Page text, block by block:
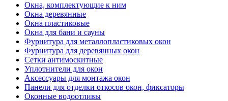
Окна, комплектующие к ним
Окна деревянные
Окна пластиковые
Окна для бани и сауны
Фурнитура для металлопластиковых окон
Фурнитура для деревянных окон
Сетки антимоскитные
Уплотнители для окон
Аксессуары для монтажа окон
Панели для отделки откосов окон, фиксаторы
Оконные водоотливы